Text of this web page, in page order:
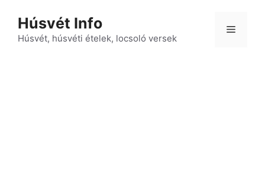
tartalomba
Húsvét Info
Húsvét, húsvéti ételek, locsoló versek
Menü